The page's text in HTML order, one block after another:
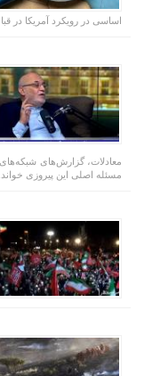
اساسی در رویکرد آمریکا در
معادلات، گزارش‌های شبکه‌های
مسئله اصلی این پیروزی خواند.